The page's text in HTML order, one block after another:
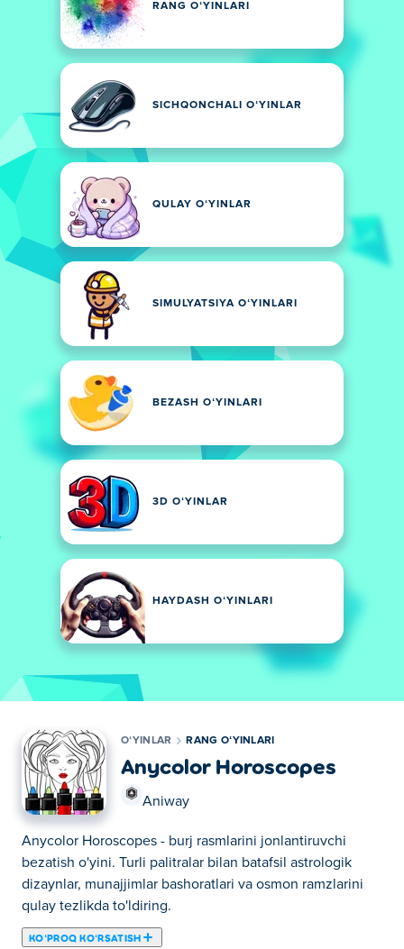
RANG OʻYINLARI
SICHQONCHALI OʻYINLAR
QULAY OʻYINLAR
SIMULYATSIYA OʻYINLARI
BEZASH OʻYINLARI
3D OʻYINLAR
HAYDASH OʻYINLARI
OʻYINLAR RANG OʻYINLARI
Anycolor Horoscopes
Aniway
Anycolor Horoscopes - burj rasmlarini jonlantiruvchi
bezatish o'yini. Turli palitralar bilan batafsil astrologik
dizaynlar, munajjimlar bashoratlari va osmon ramzlarini
qulay tezlikda to'ldiring.
KOʻPROQ KOʻRSATISH